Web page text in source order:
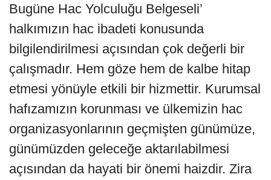
Bugüne Hac Yolculuğu Belgeseli’
halkımızın hac ibadeti konusunda
bilgilendirilmesi açısından çok değerli bir
çalışmadır. Hem göze hem de kalbe hitap
etmesi yönüyle etkili bir hizmettir. Kurumsal
hafızamızın korunması ve ülkemizin hac
organizasyonlarının geçmişten günümüze,
günümüzden geleceğe aktarılabilmesi
açısından da hayati bir önemi haizdir. Zira